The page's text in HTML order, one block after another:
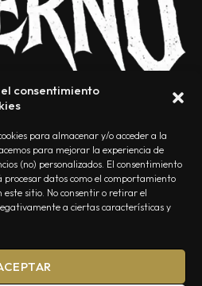
consentimiento
para almacenar y/o acceder a la
para mejorar la experiencia de
(no) personalizados. El consentimiento
datos como el comportamiento
este sitio. No consentir o retirar el
a ciertas características y
EDITORIAL POLÍTICA DE PRIVACIDAD